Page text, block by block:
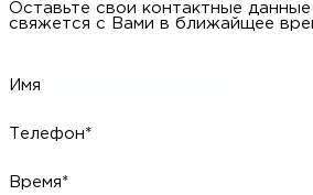
Оставьте свои контактные
свяжется с Вами в ближайщее
Имя
Телефон*
Время*